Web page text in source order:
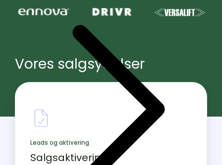
Vores salgsydelser
Leads og aktivering
Salgsaktivering